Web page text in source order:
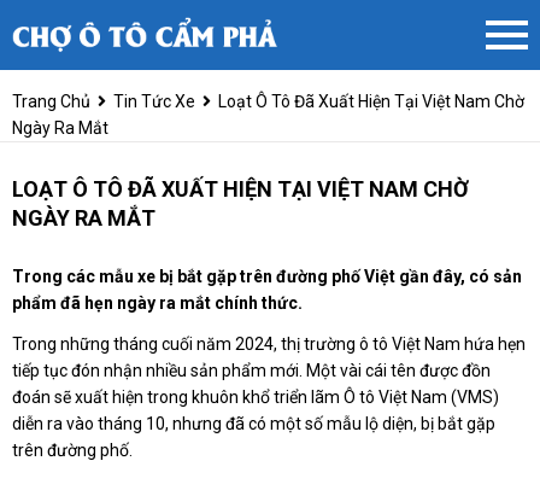
Trang Chủ Tin Tức Xe
Loạt Ô Tô Đã Xuất Hiện Tại Việt Nam Chờ
Ngày Ra Mắt
LOẠT Ô TÔ ĐÃ XUẤT HIỆN TẠI VIỆT NAM CHỜ
NGÀY RA MẮT
Trong các mẫu xe bị bắt gặp trên đường phố Việt gần đây, có sản
phẩm đã hẹn ngày ra mắt chính thức.
Trong những tháng cuối năm 2024, thị trường ô tô Việt Nam hứa hẹn
tiếp tục đón nhận nhiều sản phẩm mới. Một vài cái tên được đồn
đoán sẽ xuất hiện trong khuôn khổ triển lãm Ô tô Việt Nam (VMS)
diễn ra vào tháng 10, nhưng đã có một số mẫu lộ diện, bị bắt gặp
trên đường phố.